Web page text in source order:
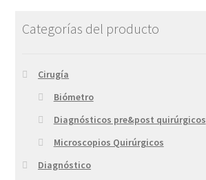
Categorías del producto
Cirugía
Biómetro
Diagnósticos pre&post quirúrgicos
Microscopios Quirúrgicos
Diagnóstico